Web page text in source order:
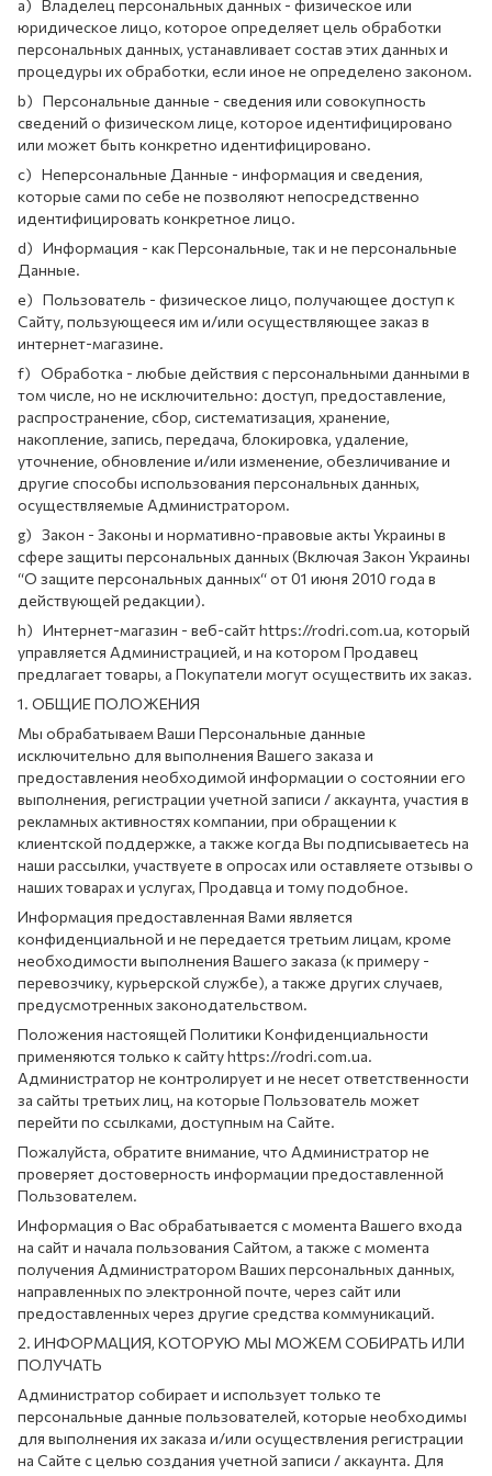
a) Владелец персональных данных - физическое или
юридическое лицо, которое определяет цель обработки
персональных данных, устанавливает состав этих данных и
процедуры их обработки, если иное не определено законом.
b) Персональные данные - сведения или совокупность
сведений о физическом лице, которое идентифицировано
или может быть конкретно идентифицировано.
c) Неперсональные Данные - информация и сведения,
которые сами по себе не позволяют непосредственно
идентифицировать конкретное лицо.
d) Информация - как Персональные, так и не персональные
Данные.
e) Пользователь - физическое лицо, получающее доступ к
Сайту, пользующееся им и/или осуществляющее заказ в
интернет-магазине.
f) Обработка - любые действия с персональными данными в
том числе, но не исключительно: доступ, предоставление,
распространение, сбор, систематизация, хранение,
накопление, запись, передача, блокировка, удаление,
уточнение, обновление и/или изменение, обезличивание и
другие способы использования персональных данных,
осуществляемые Администратором.
g) Закон - Законы и нормативно-правовые акты Украины в
сфере защиты персональных данных (Включая Закон Украины
“О защите персональных данных“ от 01 июня 2010 года в
действующей редакции).
h) Интернет-магазин - веб-сайт https://rodri.com.ua, который
управляется Администрацией, и на котором Продавец
предлагает товары, а Покупатели могут осуществить их заказ.
1. ОБЩИЕ ПОЛОЖЕНИЯ
Мы обрабатываем Ваши Персональные данные
исключительно для выполнения Вашего заказа и
предоставления необходимой информации о состоянии его
выполнения, регистрации учетной записи / аккаунта, участия в
рекламных активностях компании, при обращении к
клиентской поддержке, а также когда Вы подписываетесь на
наши рассылки, участвуете в опросах или оставляете отзывы о
наших товарах и услугах, Продавца и тому подобное.
Информация предоставленная Вами является
конфиденциальной и не передается третьим лицам, кроме
необходимости выполнения Вашего заказа (к примеру -
перевозчику, курьерской службе), а также других случаев,
предусмотренных законодательством.
Положения настоящей Политики Конфиденциальности
применяются только к сайту https://rodri.com.ua.
Администратор не контролирует и не несет ответственности
за сайты третьих лиц, на которые Пользователь может
перейти по ссылками, доступным на Сайте.
Пожалуйста, обратите внимание, что Администратор не
проверяет достоверность информации предоставленной
Пользователем.
Информация о Вас обрабатывается с момента Вашего входа
на сайт и начала пользования Сайтом, а также с момента
получения Администратором Ваших персональных данных,
направленных по электронной почте, через сайт или
предоставленных через другие средства коммуникаций.
2. ИНФОРМАЦИЯ, КОТОРУЮ МЫ МОЖЕМ СОБИРАТЬ ИЛИ
ПОЛУЧАТЬ
Администратор собирает и использует только те
персональные данные пользователей, которые необходимы
для выполнения их заказа и/или осуществления регистрации
на Сайте с целью создания учетной записи / аккаунта. Для